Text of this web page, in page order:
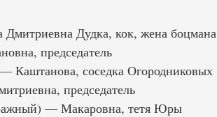
Дудка, кок, жена боцмана
председатель
Каштанова, соседка Огородниковых
председатель
— Макаровна, тетя Юры